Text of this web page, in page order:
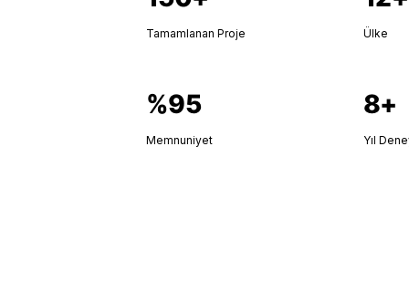
Tamamlanan Proje Ülke
%95
Memnuniyet
8+
Yıl